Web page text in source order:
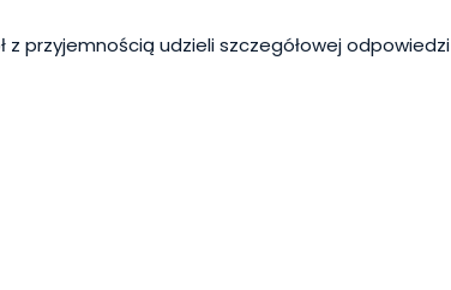
przyjemnością udzieli szczegółowej odpowiedzi